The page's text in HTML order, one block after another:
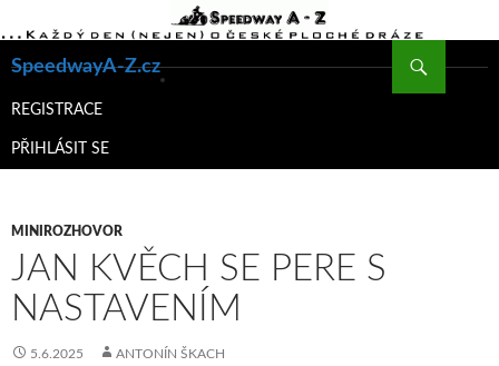
SpeedwayA-Z.cz
K
WEBU
REGISTRACE
PŘIHLÁSIT SE
MINIROZHOVOR
JAN KVĚCH SE PERE S
NASTAVENÍM
5.6.2025 ANTONÍN ŠKACH